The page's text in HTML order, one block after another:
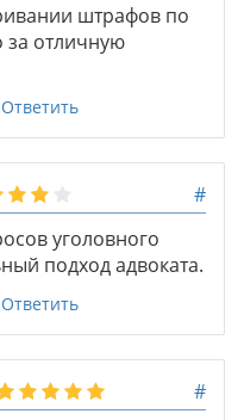
штрафов по
за отличную
Ответить
#
уголовного
подход адвоката.
Ответить
#